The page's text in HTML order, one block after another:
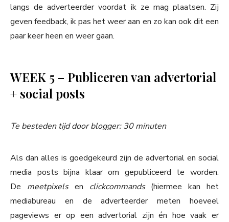
langs de adverteerder voordat ik ze mag plaatsen. Zij
geven feedback, ik pas het weer aan en zo kan ook dit een
paar keer heen en weer gaan.
WEEK 5 – Publiceren van advertorial
+ social posts
Te besteden tijd door blogger: 30 minuten
Als dan alles is goedgekeurd zijn de advertorial en social
media posts bijna klaar om gepubliceerd te worden.
De meetpixels en clickcommands (hiermee kan het
mediabureau en de adverteerder meten hoeveel
pageviews er op een advertorial zijn én hoe vaak er